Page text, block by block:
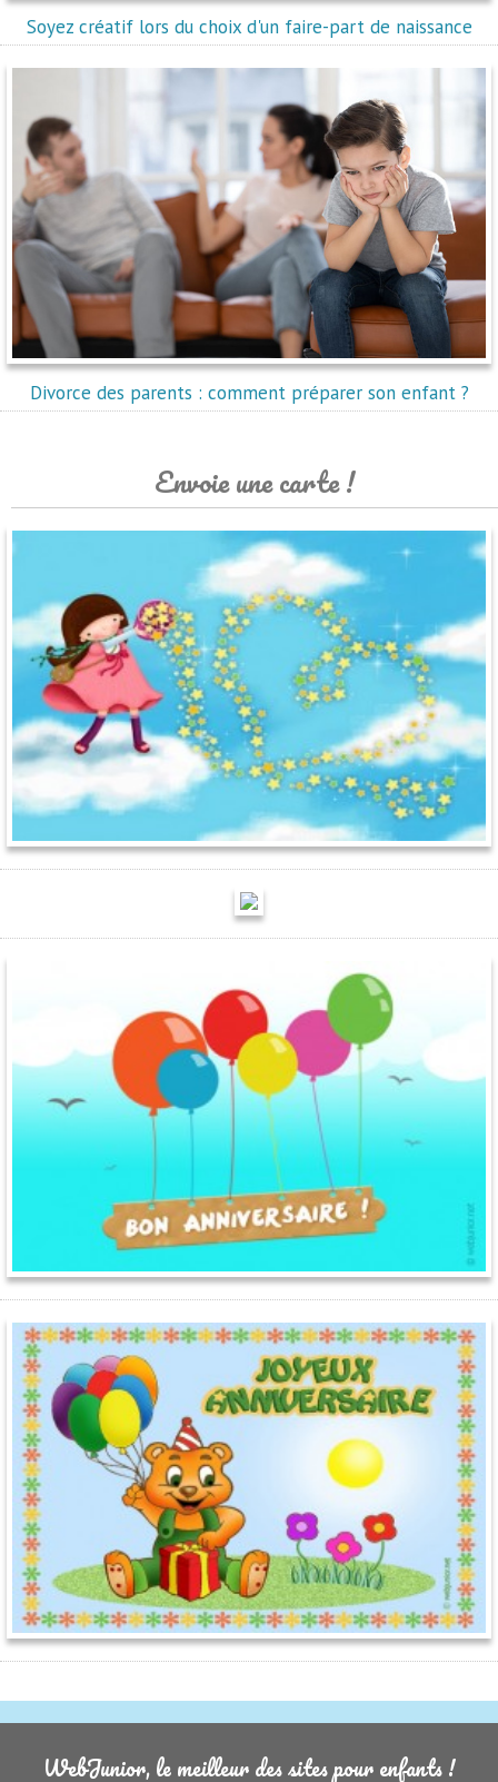
Soyez créatif lors du choix d'un faire-part de naissance
Divorce des parents : comment préparer son enfant ?
Envoie une carte !
WebJunior, le meilleur des sites pour enfants !